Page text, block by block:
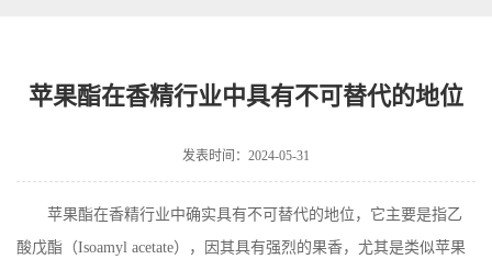
苹果酯在香精行业中具有不可替代的地位
发表时间：2024-05-31
苹果酯在香精行业中确实具有不可替代的地位，它主要是指乙
酸戊酯（Isoamyl acetate），因其具有强烈的果香，尤其是类似苹果